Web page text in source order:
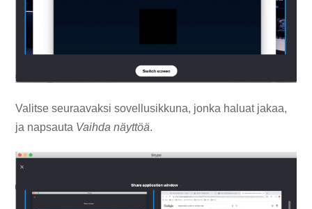
Valitse seuraavaksi sovellusikkuna, jonka haluat jakaa,
ja napsauta Vaihda näyttöä.